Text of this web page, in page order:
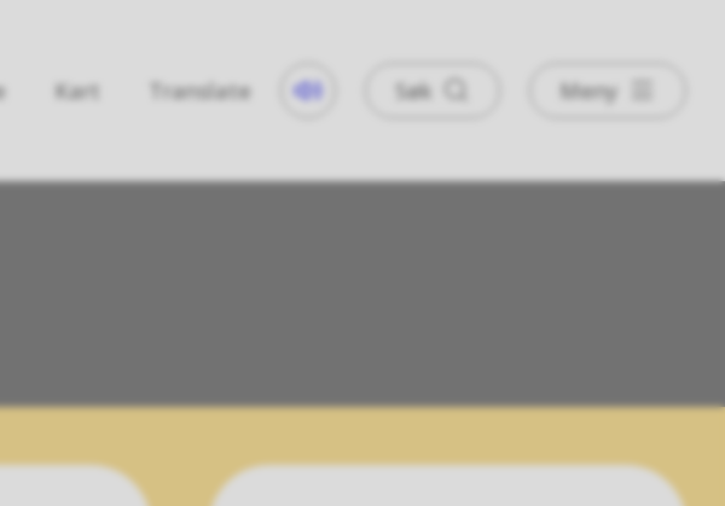
Kart Translate Taleweb Søk Meny